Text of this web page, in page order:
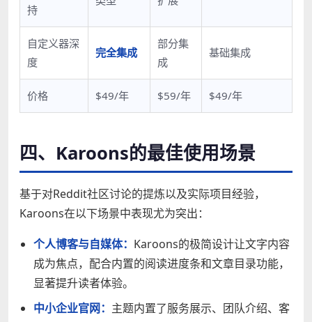
持
自定义器深
度
完全集成
部分集
成
基础集成
价格 $49/年 $59/年 $49/年
四、Karoons的最佳使用场景
基于对Reddit社区讨论的提炼以及实际项目经验，
Karoons在以下场景中表现尤为突出：
个人博客与自媒体： Karoons的极简设计让文字内容
成为焦点，配合内置的阅读进度条和文章目录功能，
显著提升读者体验。
中小企业官网： 主题内置了服务展示、团队介绍、客